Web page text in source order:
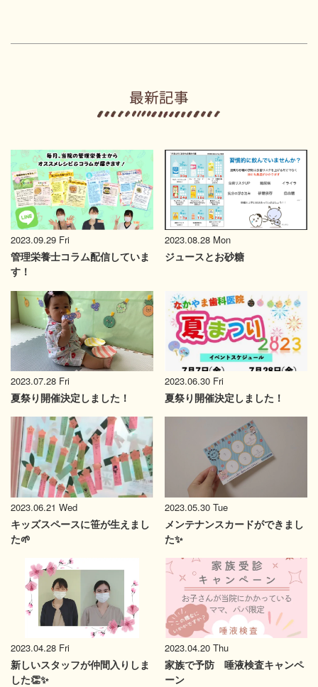
2023.09.29 Fri
管理栄養士コラム配信していま
す！
2023.08.28 Mon
ジュースとお砂糖
2023.07.28 Fri
夏祭り開催決定しました！
2023.06.30 Fri
夏祭り開催決定しました！
2023.06.21 Wed
キッズスペースに笹が生えまし
た🌱
2023.05.30 Tue
メンテナンスカードができまし
た✨
2023.04.28 Fri
新しいスタッフが仲間入りしま
した👏✨
2023.04.20 Thu
家族で予防 唾液検査キャンペ
ーン